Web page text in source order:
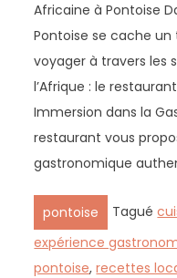
Africaine à Pontoise
Pontoise se cache
voyager à travers les
l’Afrique : le
Immersion dans la
restaurant vous
gastronomique
pontoise Tagué
expérience
pontoise,recettes